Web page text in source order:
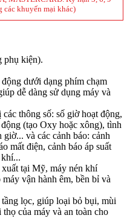
các khuyến mại khác)
phụ kiện).
dưới dạng phím chạm
dễ dàng sử dụng máy và
thông số: số giờ hoạt động,
(tạo Oxy hoặc xông), tình
và các cảnh báo: cảnh
mất điện, cảnh báo áp suất
khí...
tại Mỹ, máy nén khí
vận hành êm, bền bỉ và
lọc, giúp loại bỏ bụi, mùi
của máy và an toàn cho